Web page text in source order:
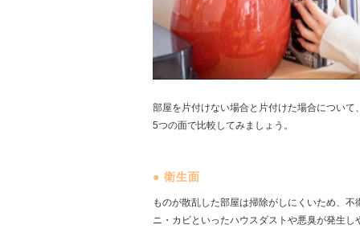
部屋を片付けない場合と片付けた場合につい
5つの面で比較してみましょう。
● 衛生面
ものが散乱した部屋は掃除がしにくいため、
ニ・カビといったハウスダストや悪臭が発生し